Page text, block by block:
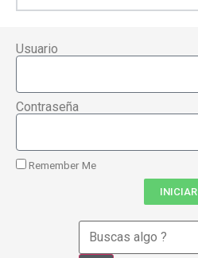
Usuario
Contraseña
Remember Me
INICIAR